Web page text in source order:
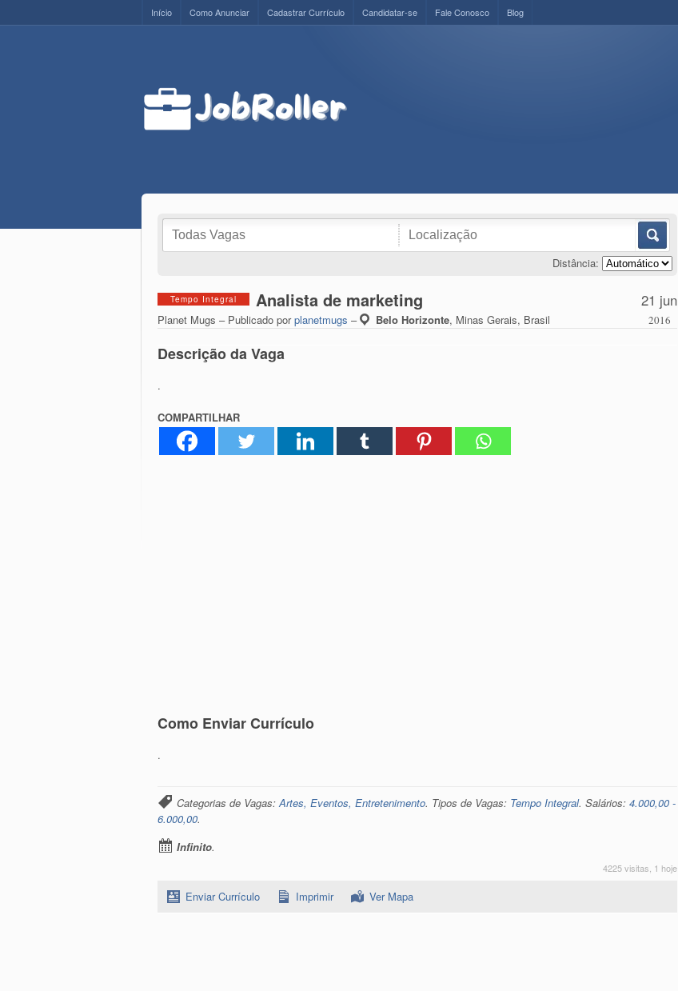
Início Como Anunciar Cadastrar Currículo Candidatar-se Fale Conosco Blog
Distância:
21 jun
2016
Tempo Integral Analista de marketing
Planet Mugs – Publicado porplanetmugs – Belo Horizonte, Minas Gerais, Brasil
Descrição da Vaga
.
COMPARTILHAR
Como Enviar Currículo
.
Categorias de Vagas:Artes, Eventos, Entretenimento. Tipos de Vagas: Tempo Integral. Salários: 4.000,00 -
6.000,00.
Infinito.
4225 visitas, 1 hoje
Enviar Currículo Imprimir Ver Mapa